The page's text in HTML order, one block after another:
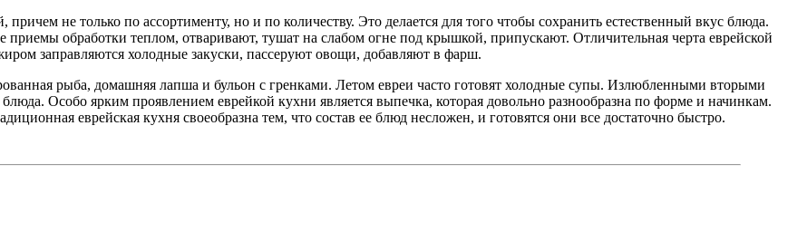
не только по ассортименту, но и по количеству. Это делается для того чтобы сохранить естественный вкус блюда.
обработки теплом, отваривают, тушат на слабом огне под крышкой, припускают. Отличительная черта еврейской
заправляются холодные закуски, пассеруют овощи, добавляют в фарш.
рыба, домашняя лапша и бульон с гренками. Летом евреи часто готовят холодные супы. Излюбленными вторыми
Особо ярким проявлением еврейкой кухни является выпечка, которая довольно разнообразна по форме и начинкам.
еврейская кухня своеобразна тем, что состав ее блюд несложен, и готовятся они все достаточно быстро.